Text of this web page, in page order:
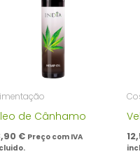
de Cânhamo
€ Preço com IVA